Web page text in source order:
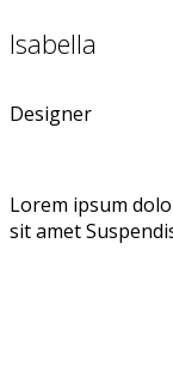
Isabella
Designer
Lorem ipsum
sit amet